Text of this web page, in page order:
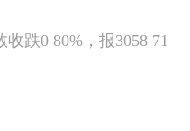
跌0 80%，报3058 71